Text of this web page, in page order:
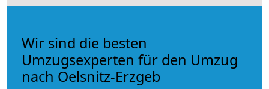
Wir sind die besten
Umzugsexperten für den Umzug
nach Oelsnitz-Erzgeb